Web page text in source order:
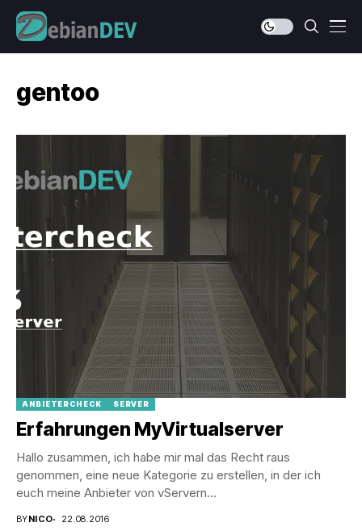
gentoo
ANBIETERCHECK SERVER
Erfahrungen MyVirtualserver
Hallo zusammen, ich habe mir mal das Recht raus
genommen, eine neue Kategorie zu erstellen, in der ich
euch meine Anbieter von vServern...
BYNICO 22.08.2016